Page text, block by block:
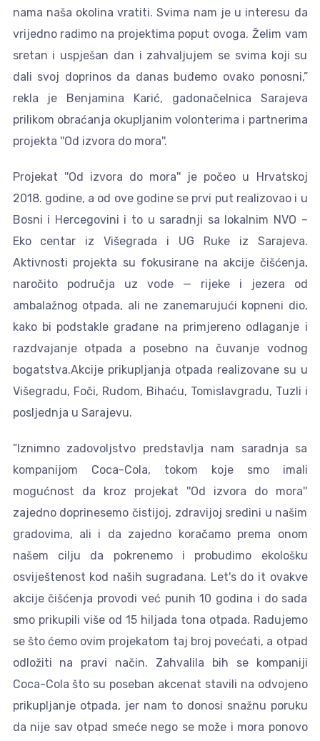
nama naša okolina vratiti. Svima nam je u interesu da
vrijedno radimo na projektima poput ovoga. Želim vam
sretan i uspješan dan i zahvaljujem se svima koji su
dali svoj doprinos da danas budemo ovako ponosni,”
rekla je Benjamina Karić, gadonačelnica Sarajeva
prilikom obraćanja okupljanim volonterima i partnerima
projekta ''Od izvora do mora''.
Projekat ''Od izvora do mora'' je počeo u Hrvatskoj
2018. godine, a od ove godine se prvi put realizovao i u
Bosni i Hercegovini i to u saradnji sa lokalnim NVO –
Eko centar iz Višegrada i UG Ruke iz Sarajeva.
Aktivnosti projekta su fokusirane na akcije čišćenja,
naročito područja uz vode — rijeke i jezera od
ambalažnog otpada, ali ne zanemarujući kopneni dio,
kako bi podstakle građane na primjereno odlaganje i
razdvajanje otpada a posebno na čuvanje vodnog
bogatstva.Akcije prikupljanja otpada realizovane su u
Višegradu, Foči, Rudom, Bihaću, Tomislavgradu, Tuzli i
posljednja u Sarajevu.
”Iznimno zadovoljstvo predstavlja nam saradnja sa
kompanijom Coca-Cola, tokom koje smo imali
mogućnost da kroz projekat ''Od izvora do mora''
zajedno doprinesemo čistijoj, zdravijoj sredini u našim
gradovima, ali i da zajedno koračamo prema onom
našem cilju da pokrenemo i probudimo ekološku
osviještenost kod naših sugrađana. Let's do it ovakve
akcije čišćenja provodi već punih 10 godina i do sada
smo prikupili više od 15 hiljada tona otpada. Radujemo
se što ćemo ovim projekatom taj broj povećati, a otpad
odložiti na pravi način. Zahvalila bih se kompaniji
Coca-Cola što su poseban akcenat stavili na odvojeno
prikupljanje otpada, jer nam to donosi snažnu poruku
da nije sav otpad smeće nego se može i mora ponovo